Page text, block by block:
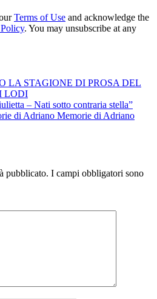
Terms of Use and acknowledge the
. You may unsubscribe at any
– Nati sotto contraria stella”
Memorie di Adriano
pubblicato. I campi obbligatori sono